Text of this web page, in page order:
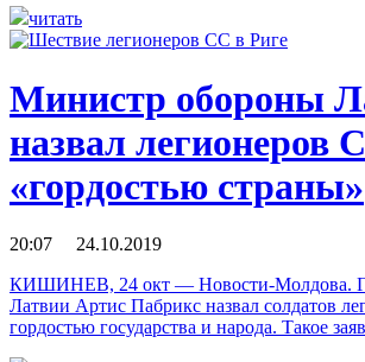
читать
Министр обороны
назвал легионеров
«гордостью страны»
20:07 24.10.2019
КИШИНЕВ, 24 окт — Новости-Молдова.
Латвии Артис Пабрикс назвал солдатов
гордостью государства и народа. Такое